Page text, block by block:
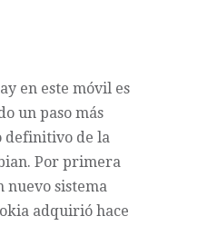
en este móvil es
un paso más
definitivo de la
Por primera
nuevo sistema
adquirió hace